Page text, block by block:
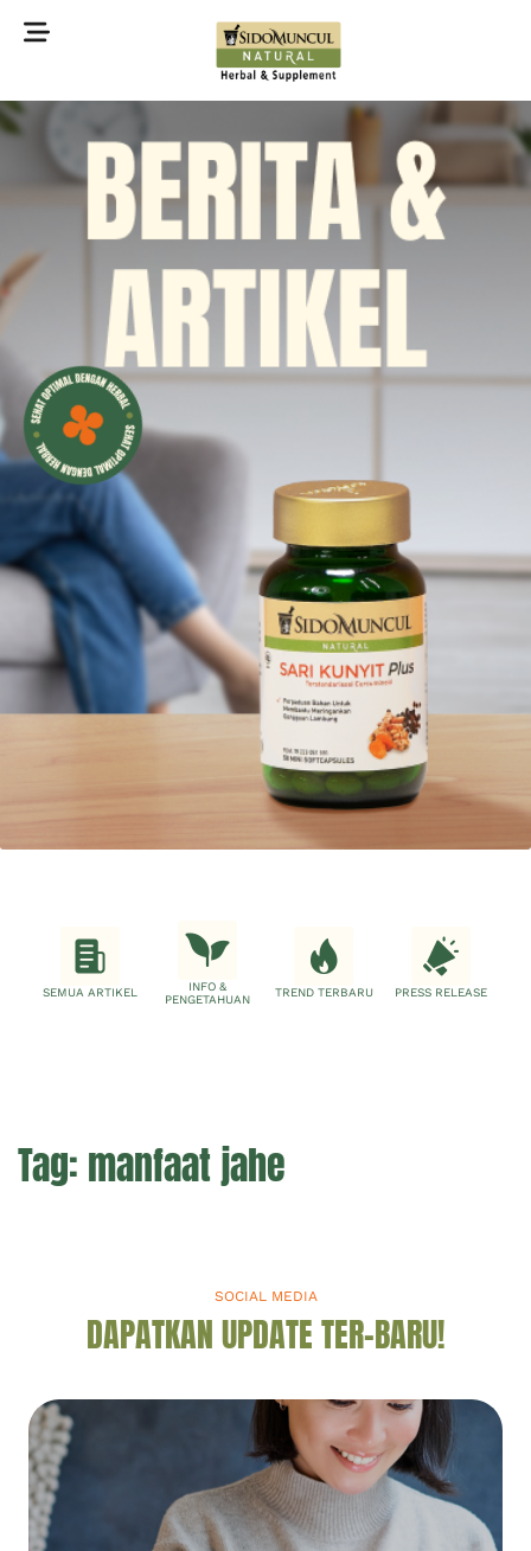
©2022 Sidomuncul Natural All right reserved
SEMUA ARTIKEL
INFO &
PENGETAHUAN
TREND TERBARU PRESS RELEASE
Tag: manfaat jahe
SOCIAL MEDIA
DAPATKAN UPDATE TER-BARU!